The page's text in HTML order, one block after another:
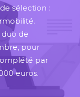
sélection :
de
pour
par
euros.